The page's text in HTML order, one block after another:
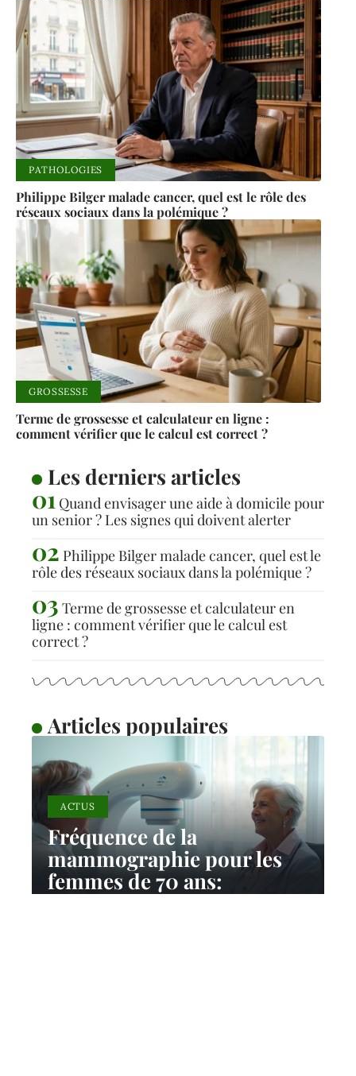
PATHOLOGIES
Philippe Bilger malade cancer, quel est le rôle des
réseaux sociaux dans la polémique ?
GROSSESSE
Terme de grossesse et calculateur en ligne :
comment vérifier que le calcul est correct ?
Les derniers articles
Quand envisager une aide à domicile pour
un senior ? Les signes qui doivent alerter
Philippe Bilger malade cancer, quel est le
rôle des réseaux sociaux dans la polémique ?
Terme de grossesse et calculateur en
ligne : comment vérifier que le calcul est
correct ?
Articles populaires
ACTUS
Fréquence de la
mammographie pour les
femmes de 70 ans:
recommandations et